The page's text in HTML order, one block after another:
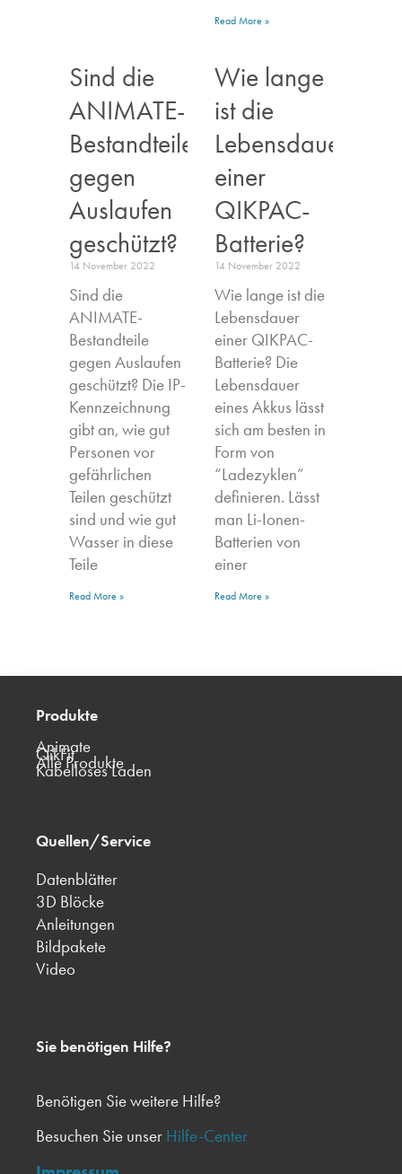
Read More »
Sind die
ANIMATE-
Bestandteile
gegen
Auslaufen
geschützt?
14 November 2022
Sind die
ANIMATE-
Bestandteile
gegen Auslaufen
geschützt? Die IP-
Kennzeichnung
gibt an, wie gut
Personen vor
gefährlichen
Teilen geschützt
sind und wie gut
Wasser in diese
Teile
Read More »
Wie lange
ist die
Lebensdauer
einer
QIKPAC-
Batterie?
14 November 2022
Wie lange ist die
Lebensdauer
einer QIKPAC-
Batterie? Die
Lebensdauer
eines Akkus lässt
sich am besten in
Form von
“Ladezyklen”
definieren. Lässt
man Li-Ionen-
Batterien von
einer
Read More »
Produkte
Animate
QikFit
Alle Produkte
Kabelloses Laden
Quellen/Service
Datenblätter
3D Blöcke
Anleitungen
Bildpakete
Video
Sie benötigen Hilfe?
Benötigen Sie weitere Hilfe?
Besuchen Sie unser Hilfe-Center